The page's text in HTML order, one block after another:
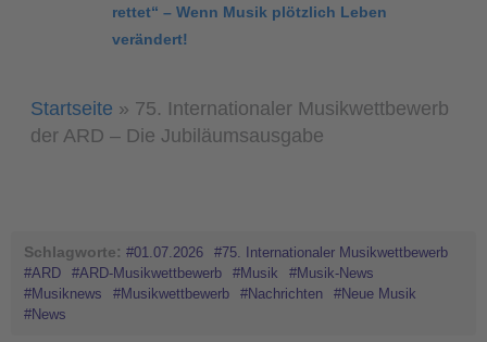
rettet“ – Wenn Musik plötzlich Leben
verändert!
Startseite » 75. Internationaler Musikwettbewerb
der ARD – Die Jubiläumsausgabe
Schlagworte: #01.07.2026
#75. Internationaler Musikwettbewerb
#ARD
#ARD-Musikwettbewerb #Musik
#Musik-News
#Musiknews
#Musikwettbewerb #Nachrichten
#Neue Musik
#News